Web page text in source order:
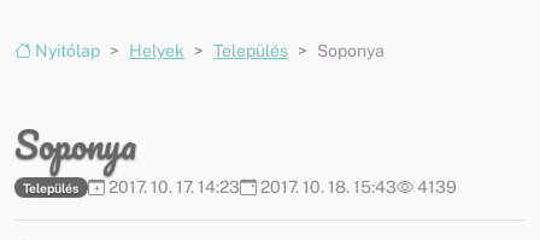
Nyitólap Helyek Település Soponya
Soponya
Település 2017. 10. 17. 14:23 2017. 10. 18. 15:43 4139